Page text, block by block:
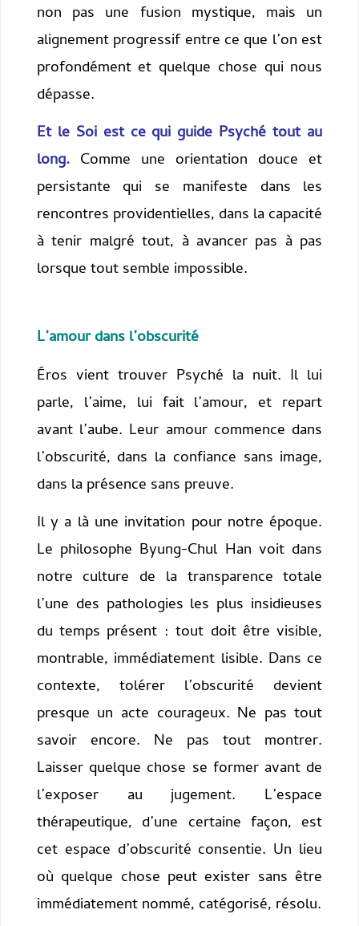
non pas une fusion mystique, mais un
alignement progressif entre ce que l’on est
profondément et quelque chose qui nous
dépasse.
Et le Soi est ce qui guide Psyché tout au
long.Comme une orientation douce et
persistante qui se manifeste dans les
rencontres providentielles, dans la capacité
à tenir malgré tout, à avancer pas à pas
lorsque tout semble impossible.
L’amour dans l’obscurité
Éros vient trouver Psyché la nuit. Il lui
parle, l’aime, lui fait l’amour, et repart
avant l’aube. Leur amour commence dans
l’obscurité, dans la confiance sans image,
dans la présence sans preuve.
Il y a là une invitation pour notre époque.
Le philosophe Byung-Chul Han voit dans
notre culture de la transparence totale
l’une des pathologies les plus insidieuses
du temps présent : tout doit être visible,
montrable, immédiatement lisible. Dans ce
contexte, tolérer l’obscurité devient
presque un acte courageux. Ne pas tout
savoir encore. Ne pas tout montrer.
Laisser quelque chose se former avant de
l’exposer au jugement. L’espace
thérapeutique, d’une certaine façon, est
cet espace d’obscurité consentie. Un lieu
où quelque chose peut exister sans être
immédiatement nommé, catégorisé, résolu.